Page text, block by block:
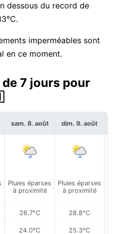
dessous du record de
imperméables sont
en ce moment.
7 jours pour
sam. 8. août
Pluies éparses
à proximité
26.7°C
24.0°C
dim. 9. août
Pluies éparses
à proximité
28.8°C
25.3°C